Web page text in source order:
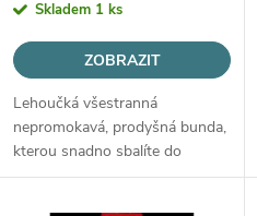
o
d
u
r
o
d
u
Skladem 1 ks
ZOBRAZIT
Lehoučká všestranná
nepromokavá, prodyšná bunda,
kterou snadno sbalíte do
malého pytlíku.